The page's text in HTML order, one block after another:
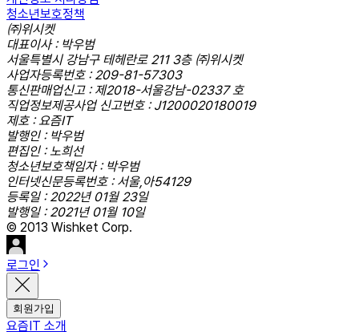
청소년보호정책
㈜위시켓
대표이사 : 박우범
서울특별시 강남구 테헤란로 211 3층 ㈜위시켓
사업자등록번호 : 209-81-57303
통신판매업신고 : 제2018-서울강남-02337 호
직업정보제공사업 신고번호 : J1200020180019
제호 : 요즘IT
발행인 : 박우범
편집인 : 노희선
청소년보호책임자 : 박우범
인터넷신문등록번호 : 서울,아54129
등록일 : 2022년 01월 23일
발행일 : 2021년 01월 10일
© 2013 Wishket Corp.
로그인
회원가입
요즘IT 소개